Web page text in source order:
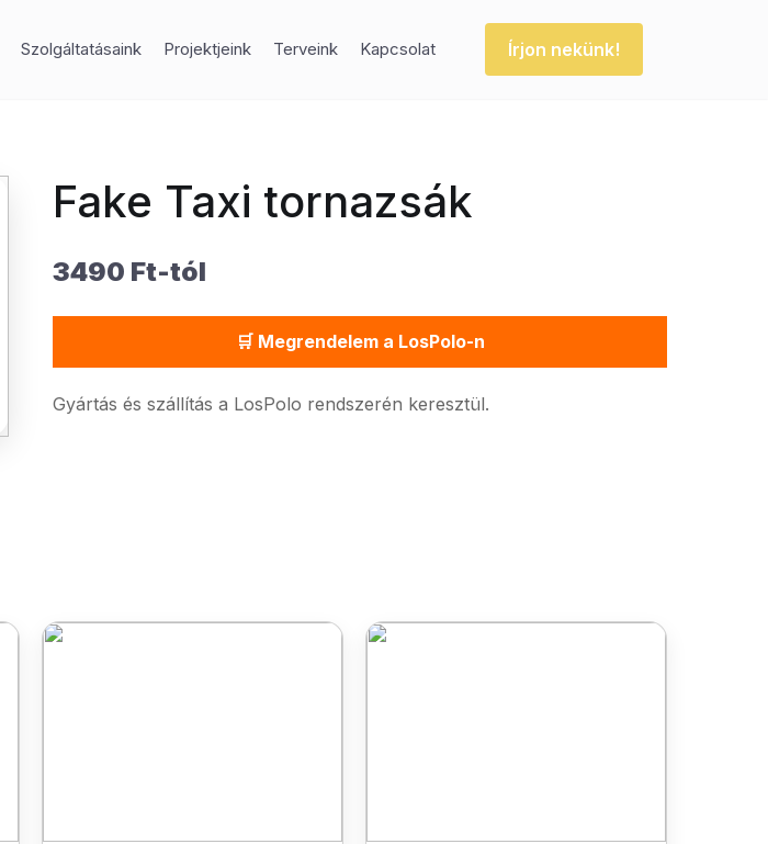
Szolgáltatásaink Projektjeink Terveink Kapcsolat Írjon nekünk!
Fake Taxi tornazsák
3490 Ft-tól
🛒 Megrendelem a LosPolo-n
Gyártás és szállítás a LosPolo rendszerén keresztül.